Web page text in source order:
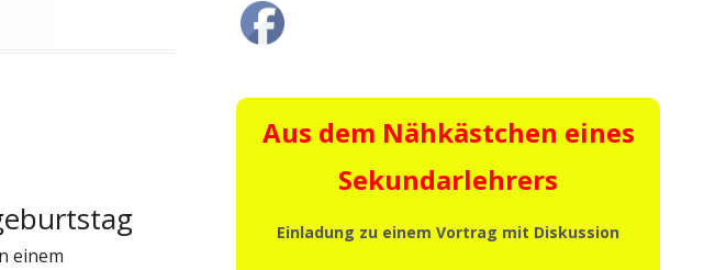
einem
Aus dem Nähkästchen eines
Sekundarlehrers
Einladung zu einem Vortrag mit Diskussion